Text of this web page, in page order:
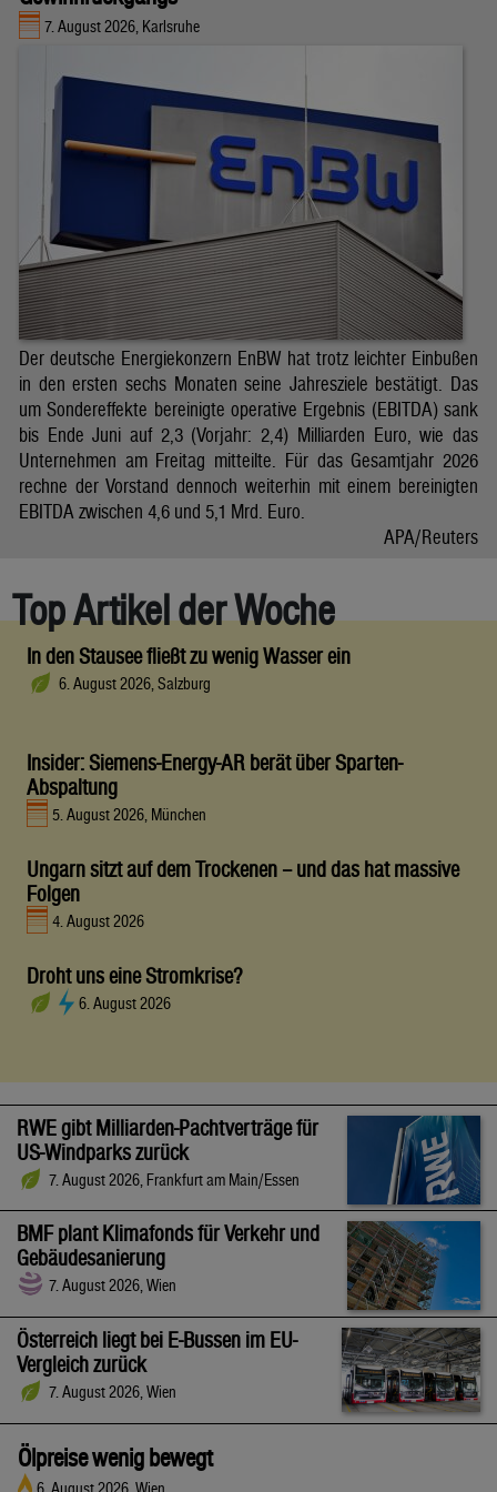
7. August 2026, Karlsruhe
Der deutsche Energiekonzern EnBW hat trotz leichter Einbußen
in den ersten sechs Monaten seine Jahresziele bestätigt. Das
um Sondereffekte bereinigte operative Ergebnis (EBITDA) sank
bis Ende Juni auf 2,3 (Vorjahr: 2,4) Milliarden Euro, wie das
Unternehmen am Freitag mitteilte. Für das Gesamtjahr 2026
rechne der Vorstand dennoch weiterhin mit einem bereinigten
EBITDA zwischen 4,6 und 5,1 Mrd. Euro.
APA/Reuters
Top Artikel der Woche
In den Stausee fließt zu wenig Wasser ein
6. August 2026, Salzburg
Insider: Siemens-Energy-AR berät über Sparten-
Abspaltung
5. August 2026, München
Ungarn sitzt auf dem Trockenen – und das hat massive
Folgen
4. August 2026
Droht uns eine Stromkrise?
6. August 2026
RWE gibt Milliarden-Pachtverträge für
US-Windparks zurück
7. August 2026, Frankfurt am Main/Essen
BMF plant Klimafonds für Verkehr und
Gebäudesanierung
7. August 2026, Wien
Österreich liegt bei E-Bussen im EU-
Vergleich zurück
7. August 2026, Wien
Ölpreise wenig bewegt